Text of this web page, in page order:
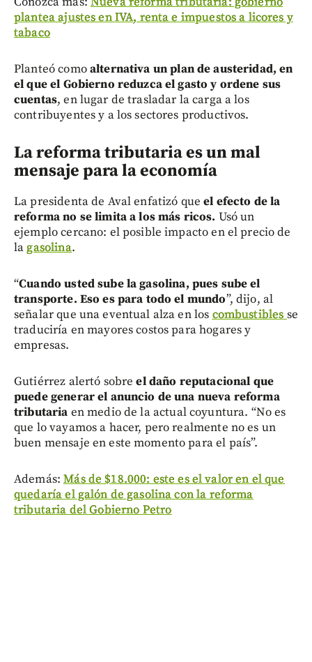
plantea ajustes en IVA, renta e impuestos a licores y
tabaco
Planteó comoalternativa un plan de austeridad, en
el que el Gobierno reduzca el gasto y ordene sus
cuentas, en lugar de trasladar la carga a los
contribuyentes y a los sectores productivos.
La reforma tributaria es un mal
mensaje para la economía
La presidenta de Aval enfatizó queel efecto de la
reforma no se limita a los más ricos. Usó un
ejemplo cercano: el posible impacto en el precio de
la gasolina.
“Cuando usted sube la gasolina, pues sube el
transporte. Eso es para todo el mundo”, dijo, al
señalar que una eventual alza en los combustibles se
traduciría en mayores costos para hogares y
empresas.
Gutiérrez alertó sobre el daño reputacional que
puede generar el anuncio de una nueva reforma
tributaria en medio de la actual coyuntura. “No es
que lo vayamos a hacer, pero realmente no es un
buen mensaje en este momento para el país”.
Además:Más de $18.000: este es el valor en el que
quedaría el galón de gasolina con la reforma
tributaria del Gobierno Petro